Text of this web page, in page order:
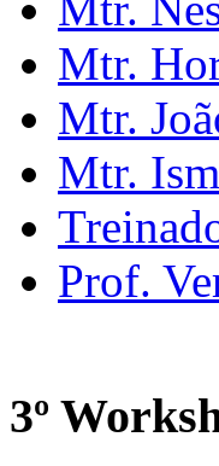
Mtr.
Mtr.
Mtr.
Prof.
3º